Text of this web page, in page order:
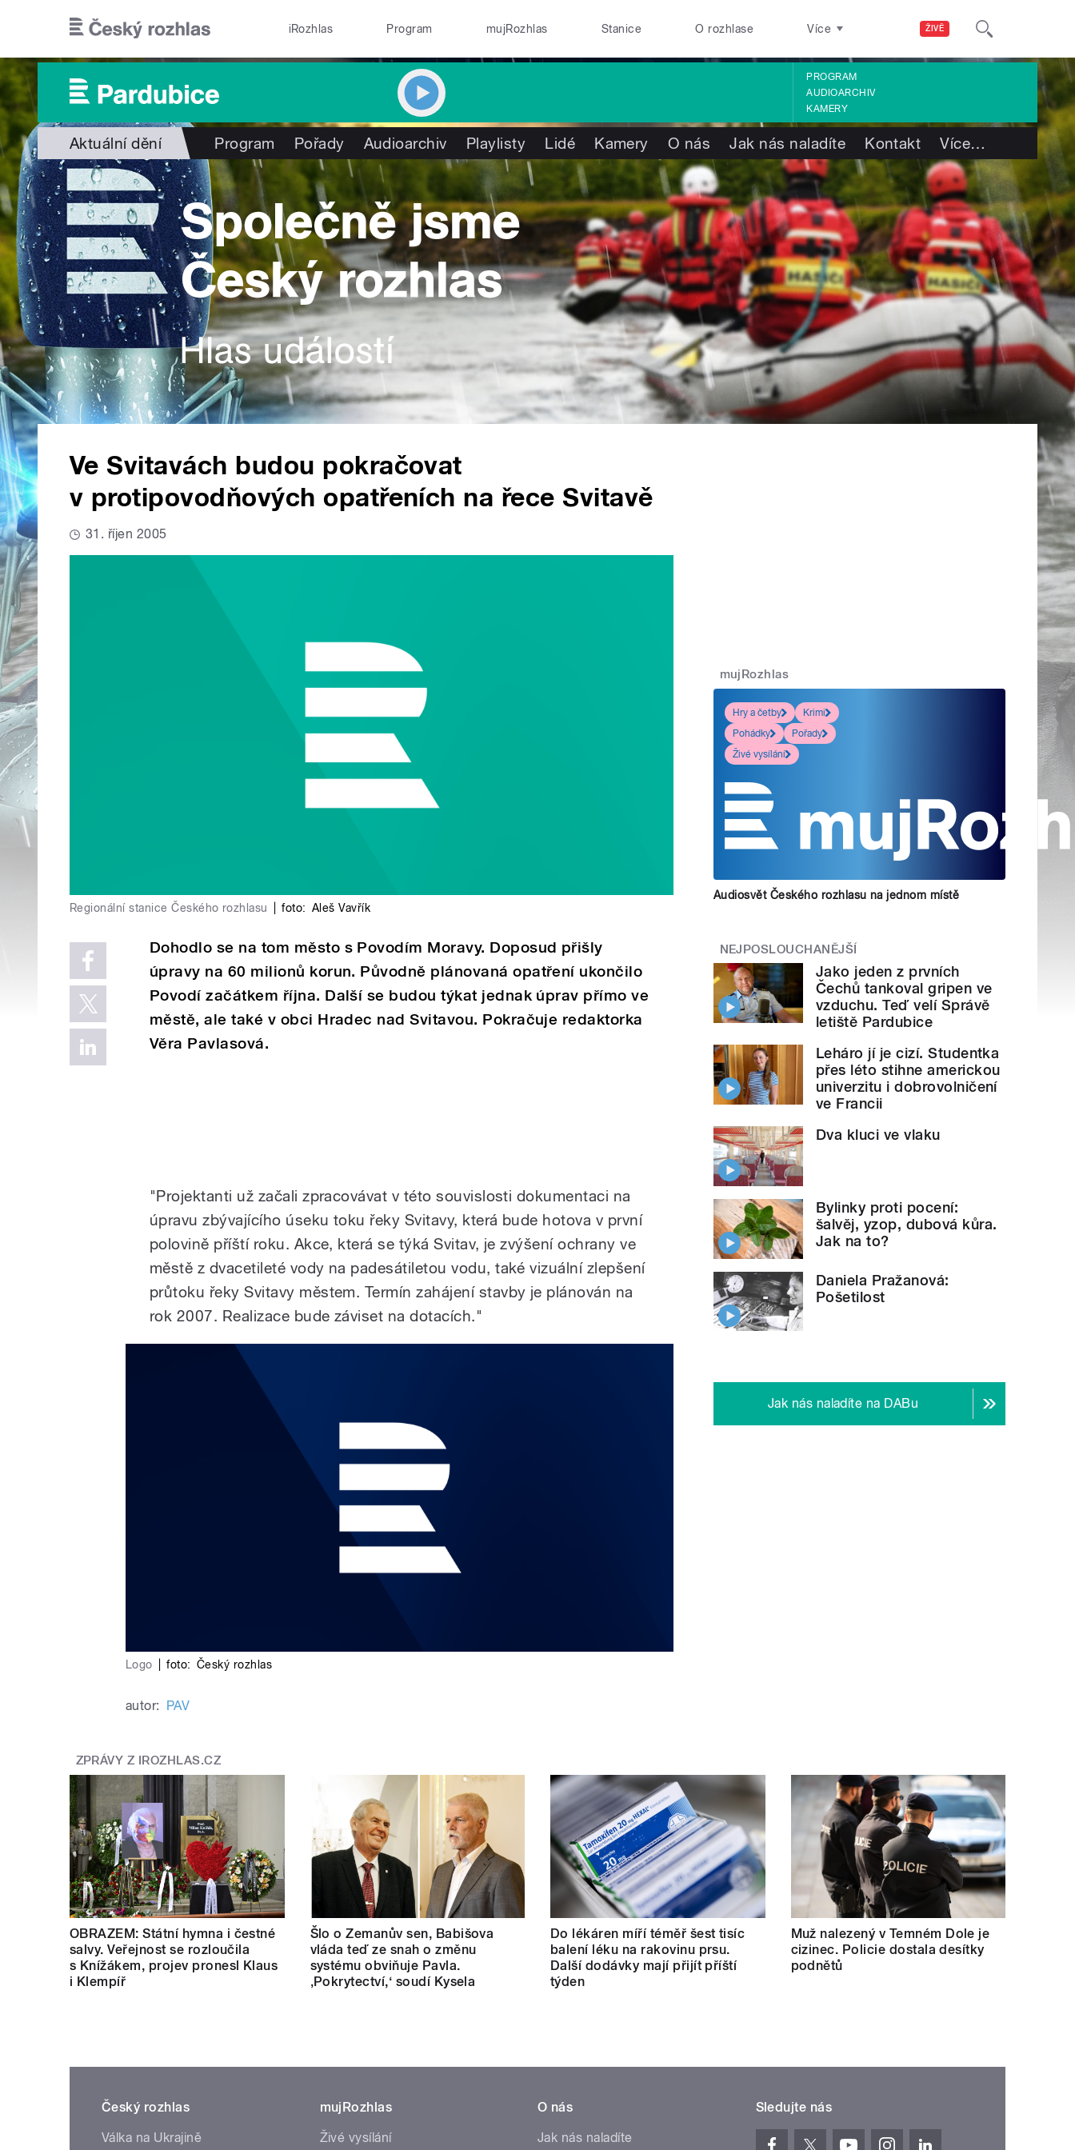
ŽIVĚ
iRozhlas Program mujRozhlas Stanice O rozhlase Více
PROGRAM
AUDIOARCHIV
KAMERY
Aktuální dění Program Pořady Audioarchiv Playlisty Lidé Kamery O nás Jak nás naladíte Kontakt Více…
Ve Svitavách budou pokračovat
v protipovodňových opatřeních na řece Svitavě
31. říjen 2005
Regionální stanice Českého rozhlasu foto: Aleš Vavřík
Dohodlo se na tom město s Povodím Moravy. Doposud přišly
úpravy na 60 milionů korun. Původně plánovaná opatření ukončilo
Povodí začátkem října. Další se budou týkat jednak úprav přímo ve
městě, ale také v obci Hradec nad Svitavou. Pokračuje redaktorka
Věra Pavlasová.
"Projektanti už začali zpracovávat v této souvislosti dokumentaci na
úpravu zbývajícího úseku toku řeky Svitavy, která bude hotova v první
polovině příští roku. Akce, která se týká Svitav, je zvýšení ochrany ve
městě z dvacetileté vody na padesátiletou vodu, také vizuální zlepšení
průtoku řeky Svitavy městem. Termín zahájení stavby je plánován na
rok 2007. Realizace bude záviset na dotacích."
Logo foto: Český rozhlas
autor: PAV
mujRozhlas
Hry a četby
Krimi
Pohádky
Pořady
Živé vysílání
Audiosvět Českého rozhlasu na jednom místě
NEJPOSLOUCHANĚJŠÍ
Jako jeden z prvních
Čechů tankoval gripen ve
vzduchu. Teď velí Správě
letiště Pardubice
Leháro jí je cizí. Studentka
přes léto stihne americkou
univerzitu i dobrovolničení
ve Francii
Dva kluci ve vlaku
Bylinky proti pocení:
šalvěj, yzop, dubová kůra.
Jak na to?
Daniela Pražanová:
Pošetilost
Jak nás naladíte na DABu
ZPRÁVY Z IROZHLAS.CZ
OBRAZEM: Státní hymna i čestné
salvy. Veřejnost se rozloučila
s Knížákem, projev pronesl Klaus
i Klempíř
Šlo o Zemanův sen, Babišova
vláda teď ze snah o změnu
systému obviňuje Pavla.
‚Pokrytectví,‘ soudí Kysela
Do lékáren míří téměř šest tisíc
balení léku na rakovinu prsu.
Další dodávky mají přijít příští
týden
Muž nalezený v Temném Dole je
cizinec. Policie dostala desítky
podnětů
Český rozhlas
Válka na Ukrajině
mujRozhlas
Živé vysílání
O nás
Jak nás naladíte
Sledujte nás